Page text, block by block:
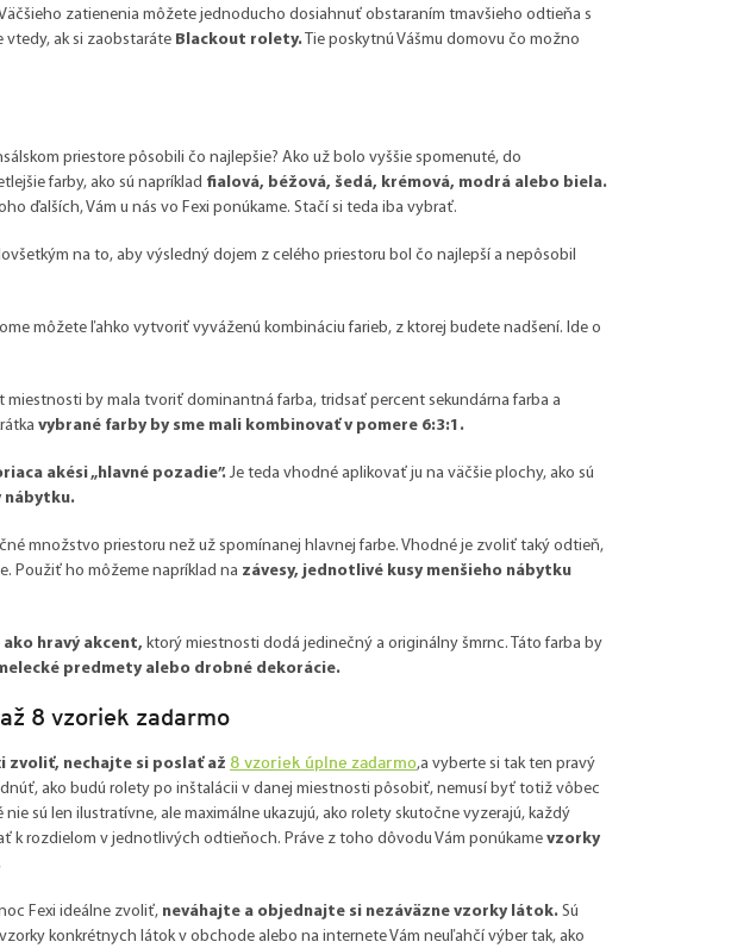
zatienenia môžete jednoducho dosiahnuť obstaraním tmavšieho odtieňa s
vtedy, ak si zaobstaráte Blackout rolety. Tie poskytnú Vášmu domovu čo možno
priestore pôsobili čo najlepšie? Ako už bolo vyššie spomenuté, do
farby, ako sú napríklad fialová, béžová, šedá, krémová, modrá alebo biela.
ďalších, Vám u nás vo Fexi ponúkame. Stačí si teda iba vybrať.
na to, aby výsledný dojem z celého priestoru bol čo najlepší a nepôsobil
môžete ľahko vytvoriť vyváženú kombináciu farieb, z ktorej budete nadšení. Ide o
by mala tvoriť dominantná farba, tridsať percent sekundárna farba a
vybrané farby by sme mali kombinovať v pomere 6:3:1.
akési „hlavné pozadie”.Je teda vhodné aplikovať ju na väčšie plochy, ako sú
nábytku.
množstvo priestoru než už spomínanej hlavnej farbe. Vhodné je zvoliť taký odtieň,
Použiť ho môžeme napríklad na závesy, jednotlivé kusy menšieho nábytku
hravý akcent, ktorý miestnosti dodá jedinečný a originálny šmrnc. Táto farba by
predmety alebo drobné dekorácie.
8 vzoriek zadarmo
zvoliť, nechajte si poslať až 8 vzoriek úplne zadarmo,a vyberte si tak ten pravý
ako budú rolety po inštalácii v danej miestnosti pôsobiť, nemusí byť totiž vôbec
sú len ilustratívne, ale maximálne ukazujú, ako rolety skutočne vyzerajú, každý
rozdielom v jednotlivých odtieňoch. Práve z toho dôvodu Vám ponúkamevzorky
Fexi ideálne zvoliť, neváhajte a objednajte si nezáväzne vzorky látok. Sú
konkrétnych látok v obchode alebo na internete Vám neuľahčí výber tak, ako